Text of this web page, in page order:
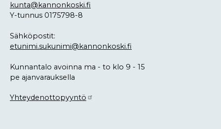
kunta@kannonkoski.fi
Y-tunnus 0175798-8
Sähköpostit:
etunimi.sukunimi@kannonkoski.fi
Kunnantalo avoinna ma - to klo 9 - 15
pe ajanvarauksella
Yhteydenottopyyntö